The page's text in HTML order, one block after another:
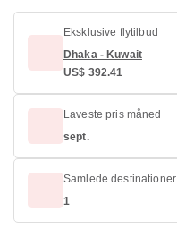
Eksklusive flytilbud
Dhaka - Kuwait
US$ 392.41
Laveste pris måned
sept.
Samlede destinationer
1